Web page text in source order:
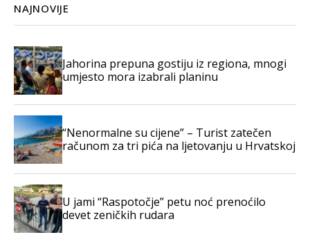
NAJNOVIJE
Jahorina prepuna gostiju iz regiona, mnogi
umjesto mora izabrali planinu
“Nenormalne su cijene” – Turist zatečen
računom za tri pića na ljetovanju u Hrvatskoj
U jami “Raspotočje” petu noć prenoćilo
devet zeničkih rudara